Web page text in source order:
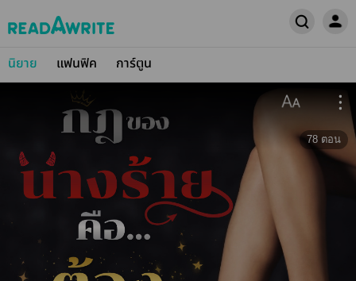
นิยาย แฟนฟิค การ์ตูน
78 ตอน